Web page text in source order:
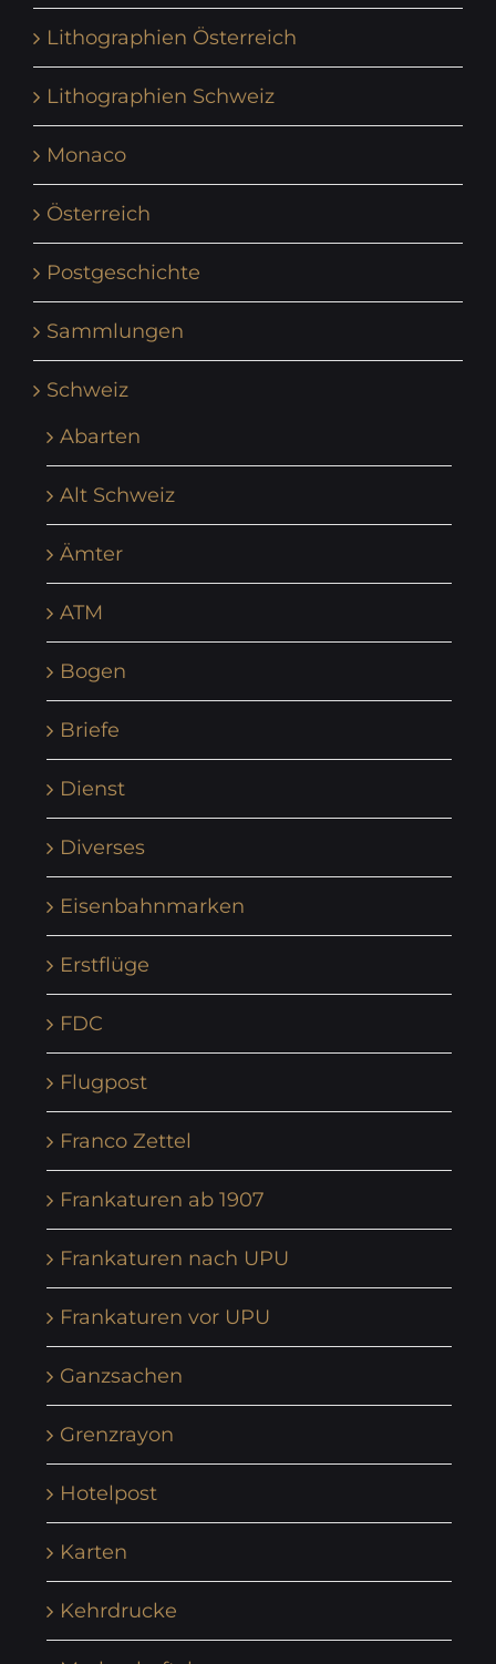
Lithographien Österreich
Lithographien Schweiz
Monaco
Österreich
Postgeschichte
Sammlungen
Schweiz
Abarten
Alt Schweiz
Ämter
ATM
Bogen
Briefe
Dienst
Diverses
Eisenbahnmarken
Erstflüge
FDC
Flugpost
Franco Zettel
Frankaturen ab 1907
Frankaturen nach UPU
Frankaturen vor UPU
Ganzsachen
Grenzrayon
Hotelpost
Karten
Kehrdrucke